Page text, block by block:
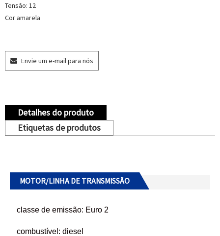
Tensão: 12
Cor amarela
Envie um e-mail para nós
Detalhes do produto
Etiquetas de produtos
MOTOR/LINHA DE TRANSMISSÃO
classe de emissão: Euro 2
combustível: diesel